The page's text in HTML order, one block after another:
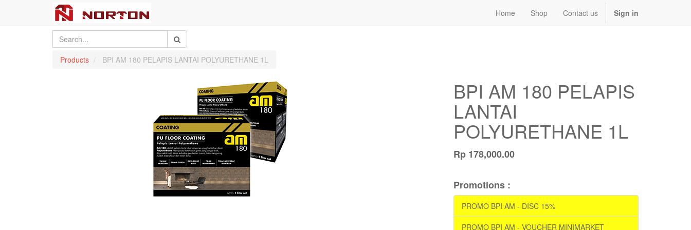
Home Shop Contact us Sign in
Products BPI AM 180 PELAPIS LANTAI POLYURETHANE 1L
BPI AM 180 PELAPIS
LANTAI
POLYURETHANE 1L
Rp 178,000.00
Promotions :
PROMO BPI AM - DISC 15%
PROMO BPI AM - VOUCHER MINIMARKET